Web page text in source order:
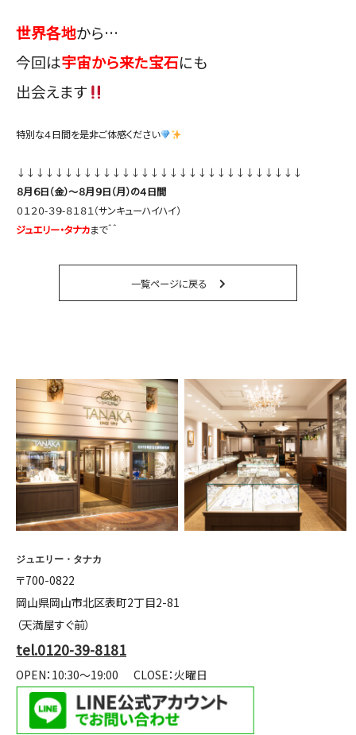
世界各地から…
今回は宇宙から来た宝石にも
出会えます
特別な４日間を是非ご体感ください
↓↓↓↓↓↓↓↓↓↓↓↓↓↓↓↓↓↓↓↓↓↓↓↓↓↓↓↓↓↓
８月６日（金）〜８月９日（月）の４日間
０１２０-３９-８１８１（サンキューハイハイ）
ジュエリー・タナカまで＾＾
一覧ページに戻る
ジュエリー・タナカ
〒700-0822
岡山県岡山市北区表町2丁目2-81
（天満屋すぐ前）
tel.0120-39-8181
OPEN：10:30～19:00 CLOSE：火曜日